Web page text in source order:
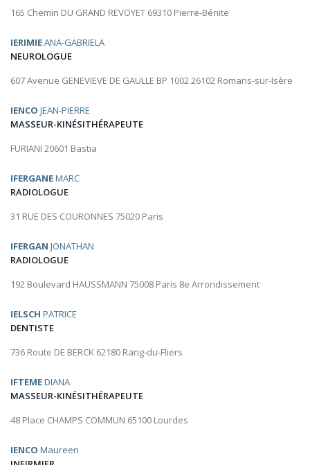
165 Chemin DU GRAND REVOYET 69310 Pierre-Bénite
IERIMIEANA-GABRIELA
NEUROLOGUE
607 Avenue GENEVIEVE DE GAULLE BP 1002 26102 Romans-sur-Isère
IENCO JEAN-PIERRE
MASSEUR-KINÉSITHÉRAPEUTE
FURIANI 20601 Bastia
IFERGANEMARC
RADIOLOGUE
31 RUE DES COURONNES 75020 Paris
IFERGAN JONATHAN
RADIOLOGUE
192 Boulevard HAUSSMANN 75008 Paris 8e Arrondissement
IELSCH PATRICE
DENTISTE
736 Route DE BERCK 62180 Rang-du-Fliers
IFTEMEDIANA
MASSEUR-KINÉSITHÉRAPEUTE
48 Place CHAMPS COMMUN 65100 Lourdes
IENCO Maureen